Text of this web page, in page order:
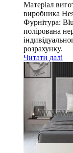
Матеріал
виробника
Фурнітура:
полірована
розрахунку.
Читати далі